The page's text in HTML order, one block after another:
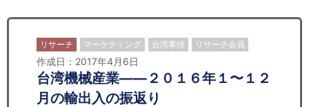
リサーチ マーケティング 台湾事情 リサーチ会員
作成日：2017年4月6日
台湾機械産業——２０１６年１〜１２
月の輸出入の振返り